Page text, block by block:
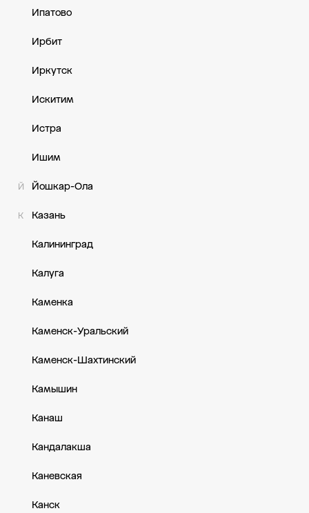
Ипатово
Ирбит
Иркутск
Искитим
Истра
Ишим
Й Йошкар-Ола
К Казань
Калининград
Калуга
Каменка
Каменск-Уральский
Каменск-Шахтинский
Камышин
Канаш
Кандалакша
Каневская
Канск